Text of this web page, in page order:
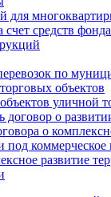
для
счет средств
по
объектов
уличной
о
о
коммерческое
развитие